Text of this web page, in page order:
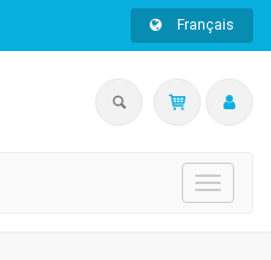
Français
Toggle